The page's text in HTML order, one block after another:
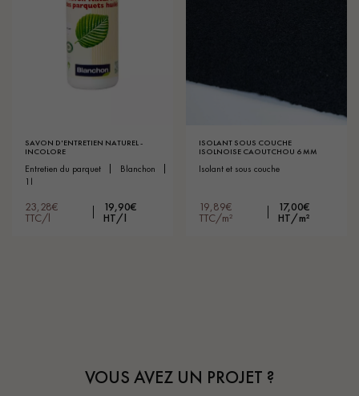
SAVON D'ENTRETIEN NATUREL -
INCOLORE
entretien du parquet
blanchon
1l
23,28€
TTC/l
19,90€
HT/l
ISOLANT SOUS COUCHE
ISOLNOISE CAOUTCHOU 6 MM
isolant et sous couche
19,89€
TTC/m²
17,00€
HT/m²
VOUS AVEZ UN PROJET ?